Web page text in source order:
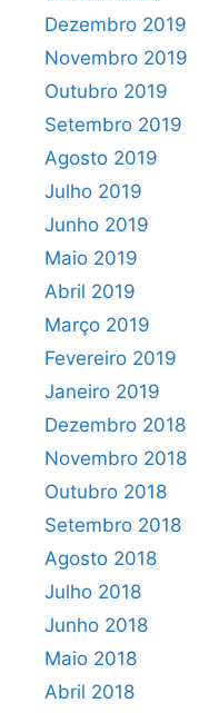
Dezembro 2019
Novembro 2019
Outubro 2019
Setembro 2019
Agosto 2019
Julho 2019
Junho 2019
Maio 2019
Abril 2019
Março 2019
Fevereiro 2019
Janeiro 2019
Dezembro 2018
Novembro 2018
Outubro 2018
Setembro 2018
Agosto 2018
Julho 2018
Junho 2018
Maio 2018
Abril 2018